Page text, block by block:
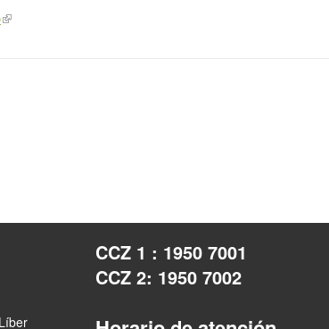
CCZ 1 : 1950 7001
CCZ 2: 1950 7002